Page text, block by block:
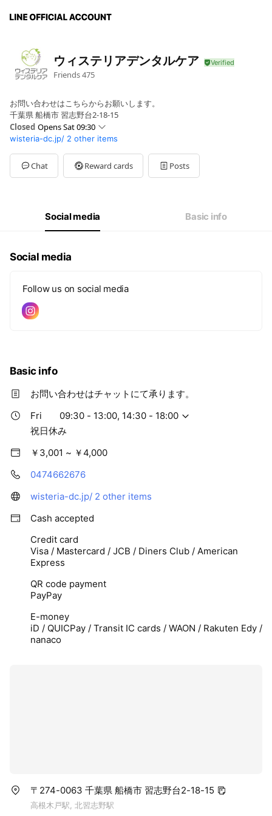
ウィステリアデンタルケア
Friends475
お問い合わせはこちらからお願いします。
千葉県 船橋市 習志野台2-18-15
Closed Opens Sat 09:30
SunClosed
Mon09:30 - 13:00,14:30 - 18:00
Tue09:30 - 13:00,14:30 - 18:00
Wed09:30 - 13:00,14:30 - 18:00
09:30 - 13:00,14:30 - 17:00
wisteria-dc.jp/ 2 other items
Chat Reward cards Posts
Social media Basic info
Social media
Follow us on social media
Basic info
お問い合わせはチャットにて承ります。
Fri
09:30 - 13:00, 14:30 - 18:00
祝日休み
￥3,001 ~ ￥4,000
0474662676
wisteria-dc.jp/ 2 other items
Cash accepted
Credit card
Visa / Mastercard / JCB / Diners Club / American
Express
QR code payment
PayPay
E-money
iD / QUICPay / Transit IC cards / WAON / Rakuten Edy /
nanaco
〒274-0063 千葉県 船橋市 習志野台2-18-15
高根木戸駅, 北習志野駅